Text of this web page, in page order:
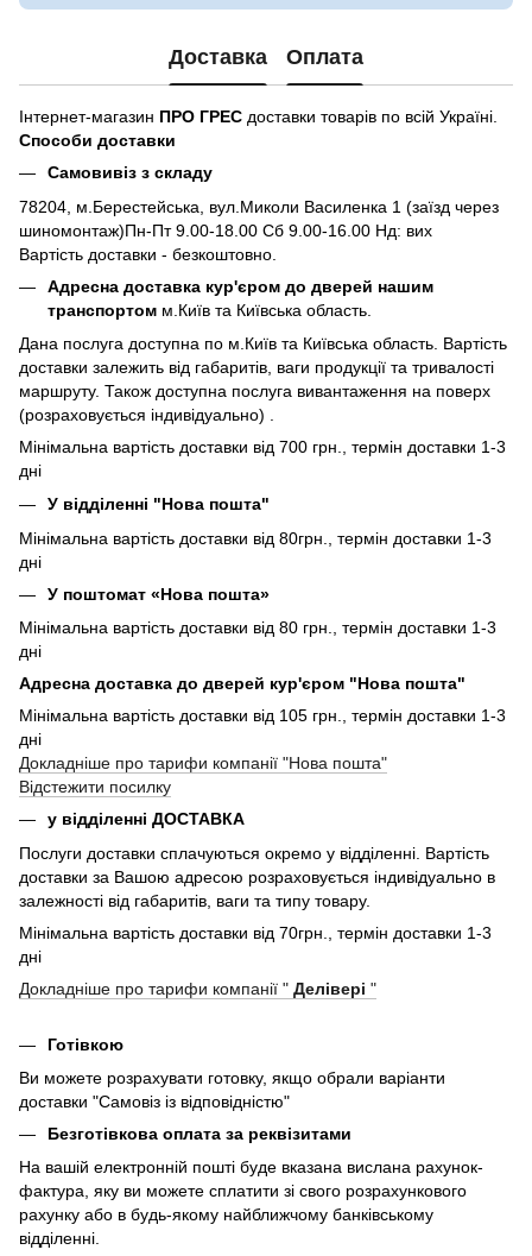
Доставка Оплата
Інтернет-магазин ПРО ГРЕС доставки товарів по всій Україні.
Способи доставки
Самовивіз з складу
78204, м.Берестейська, вул.Миколи Василенка 1 (заїзд через
шиномонтаж)Пн-Пт 9.00-18.00 Сб 9.00-16.00 Нд: вих
Вартість доставки - безкоштовно.
Адресна доставка кур'єром до дверей нашим
транспортом м.Київ та Київська область.
Дана послуга доступна по м.Київ та Київська область. Вартість
доставки залежить від габаритів, ваги продукції та тривалості
маршруту. Також доступна послуга вивантаження на поверх
(розраховується індивідуально) .
Мінімальна вартість доставки від 700 грн., термін доставки 1-3
дні
У відділенні "Нова пошта"
Мінімальна вартість доставки від 80грн., термін доставки 1-3
дні
У поштомат «Нова пошта»
Мінімальна вартість доставки від 80 грн., термін доставки 1-3
дні
Адресна доставка до дверей кур'єром "Нова пошта"
Мінімальна вартість доставки від 105 грн., термін доставки 1-3
дні
Докладніше про тарифи компанії "Нова пошта"
Відстежити посилку
у відділенні ДОСТАВКА
Послуги доставки сплачуються окремо у відділенні. Вартість
доставки за Вашою адресою розраховується індивідуально в
залежності від габаритів, ваги та типу товару.
Мінімальна вартість доставки від 70грн., термін доставки 1-3
дні
Докладніше про тарифи компанії " Делівері "
Готівкою
Ви можете розрахувати готовку, якщо обрали варіанти
доставки "Самовіз із відповідністю"
Безготівкова оплата за реквізитами
На вашій електронній пошті буде вказана вислана рахунок-
фактура, яку ви можете сплатити зі свого розрахункового
рахунку або в будь-якому найближчому банківському
відділенні.